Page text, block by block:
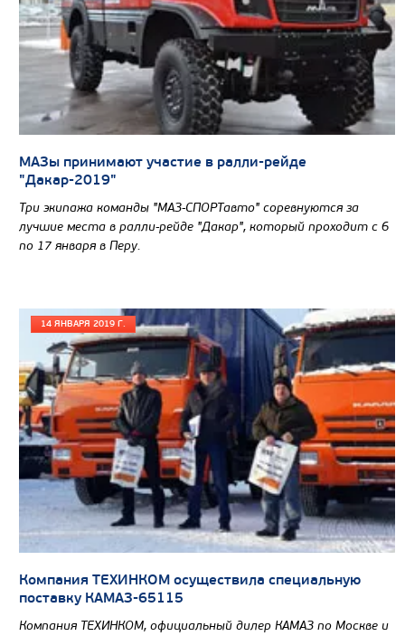
Цена по запросу
Производитель
Экологический класс
Вместимость кузова, м3
Направление разгрузки
Колесная формула
САМОСВАЛ КАМАЗ-65801
МАЗы принимают участие в ралли-рейде
"Дакар-2019"
Три экипажа команды "МАЗ-СПОРТавто" соревнуются за
лучшие места в ралли-рейде "Дакар", который проходит с 6
по 17 января в Перу.
14 ЯНВАРЯ 2019 Г.
Компания ТЕХИНКОМ осуществила специальную
поставку КАМАЗ-65115
Компания ТЕХИНКОМ, официальный дилер КАМАЗ по Москве и